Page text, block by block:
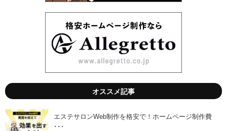
オススメ記事
エステサロンWeb制作を格安で！ホームページ制作費
･･･